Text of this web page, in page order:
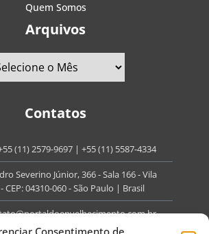
Consentimento de
Quem Somos
Arquivos
Contatos
(11) 2579-9697 | +55 (11) 5587-4334
Severino Júnior, 366 - Sala 166 - Vila
CEP: 04310-060 - São Paulo | Brasil